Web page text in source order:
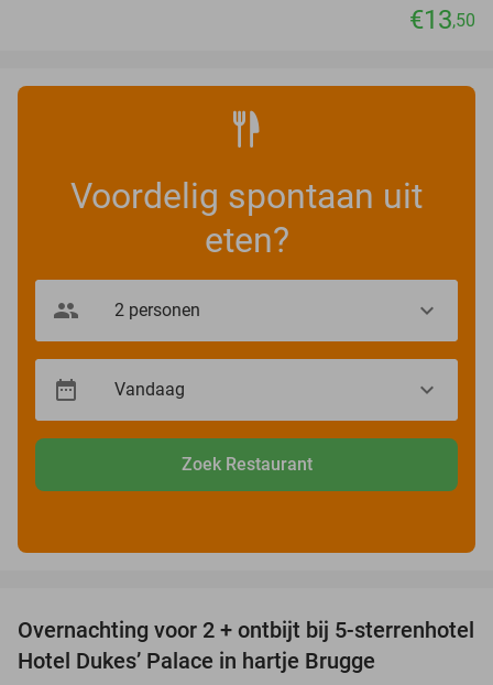
€13,50
Voordelig spontaan uit
eten?
Zoek Restaurant
48%
Overnachting voor 2 + ontbijt bij 5-sterrenhotel
Hotel Dukes’ Palace in hartje Brugge